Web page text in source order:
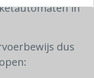
in
dus